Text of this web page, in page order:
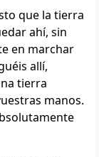
que la tierra
ahí, sin
en marchar
allí,
tierra
manos.